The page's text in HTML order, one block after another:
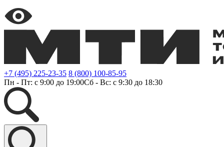
+7 (495) 225-23-35 8 (800) 100-85-95
Пн - Пт: с 9:00 до 19:00Сб - Вс: с 9:30 до 18:30